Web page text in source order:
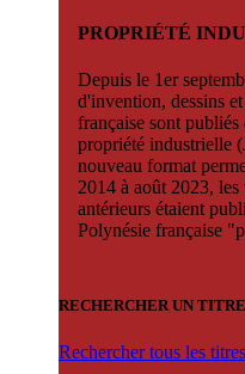
PROPRIÉTÉ
Depuis le 1er
d'invention, dessins
française sont
propriété industrielle
nouveau format
2014 à août 2023,
antérieurs étaient
Polynésie française
RECHERCHER UN TITRE
Rechercher tous les